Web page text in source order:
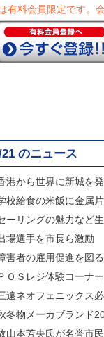
有料会員限定です。
のニュース
港から世界に新城を
校給食の米飯に金属
ーリングの魅力など
場選手を市長ら激励
害者の雇用促進を図る
ＯＳレジ体験コーナ
遠ネオフェニックス
冬物メーカブランド
山本芳央氏が名誉市